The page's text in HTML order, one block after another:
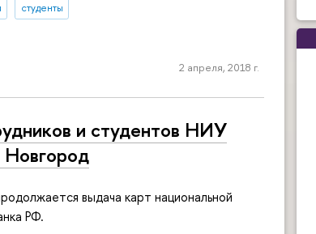
студенты
2 апреля, 2018 г.
и студентов НИУ
выдача карт национальной
РФ.